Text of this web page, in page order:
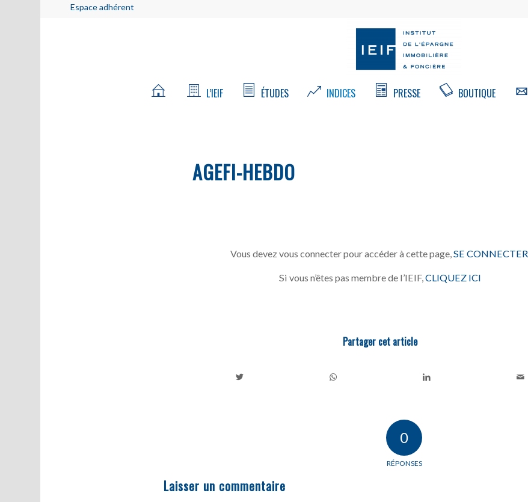
Espace adhérent
L’IEIF ÉTUDES INDICES PRESSE BOUTIQUE
AGEFI-HEBDO
Vous devez vous connecter pour accéder à cette page, SE CONNECTER
Si vous n’êtes pas membre de l’IEIF,CLIQUEZ ICI
Partager cet article
0
RÉPONSES
Laisser un commentaire